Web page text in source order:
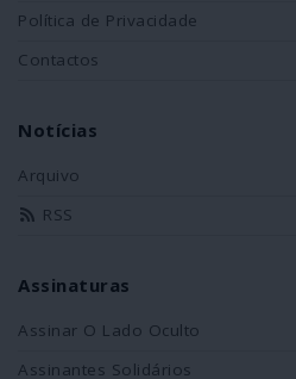
Política de Privacidade
Contactos
Notícias
Arquivo
RSS
Assinaturas
Assinar O Lado Oculto
Assinantes Solidários